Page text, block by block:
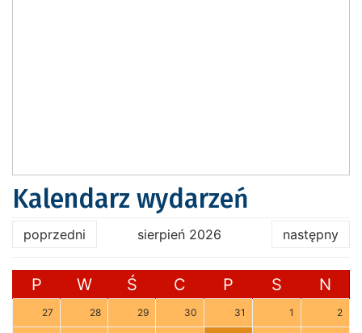
Kalendarz wydarzeń
poprzedni sierpień 2026 następny
P W Ś C P S N
27 28 29 30 31 1 2